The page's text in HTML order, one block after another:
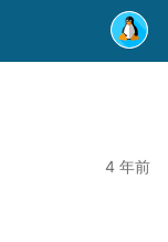
4 年前